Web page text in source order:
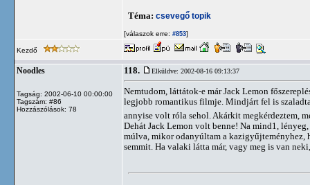
Téma: csevegő topik
[válaszok erre: #853]
Kezdő
Noodles
Tagság: 2002-06-10 00:00:00
Tagszám: #86
Hozzászólások: 78
118. Elküldve: 2002-08-16 09:13:37
Nemtudom, láttátok-e már Jack Lemon
legjobb romantikus filmje. Mindjárt fel is
annyise volt róla sehol. Akárkit megkérdeztem,
Dehát Jack Lemon volt benne! Na mind1,
múlva, mikor odanyúltam a kazigyűjteményhez,
semmit. Ha valaki látta már, vagy meg is van